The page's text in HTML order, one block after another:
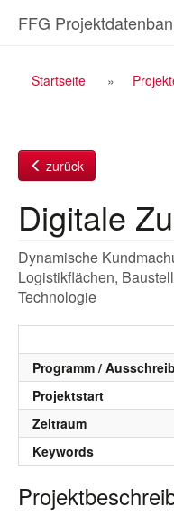
InhaltFFG
Startseite
zurück
Digitale
Dynamische
Logistikflächen,
Technologie
Programm /
Projektstart
Zeitraum
Keywords